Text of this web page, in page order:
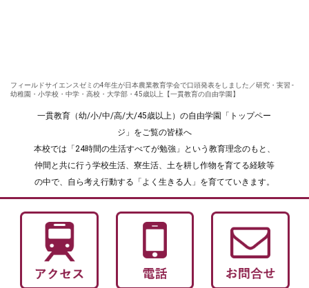
フィールドサイエンスゼミの4年生が日本農業教育学会で口頭発表をしました／研究・実習 -
幼稚園・小学校・中学・高校・大学部・45歳以上【一貫教育の自由学園】
一貫教育（幼/小/中/高/大/45歳以上）の自由学園「トップペー
ジ」をご覧の皆様へ
本校では「24時間の生活すべてが勉強」という教育理念のもと、
仲間と共に行う学校生活、寮生活、土を耕し作物を育てる経験等
の中で、自ら考え行動する「よく生きる人」を育てていきます。